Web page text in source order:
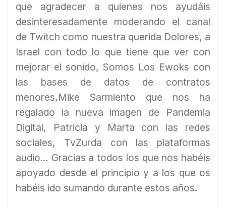
que agradecer a quienes nos ayudáis
desinteresadamente moderando el canal
de Twitch como nuestra querida Dolores, a
Israel con todo lo que tiene que ver con
mejorar el sonido, Somos Los Ewoks con
las bases de datos de contratos
menores,Mike Sarmiento que nos ha
regalado la nueva imagen de Pandemia
Digital, Patricia y Marta con las redes
sociales, TvZurda con las plataformas
audio… Gracias a todos los que nos habéis
apoyado desde el principio y a los que os
habéis ido sumando durante estos años.